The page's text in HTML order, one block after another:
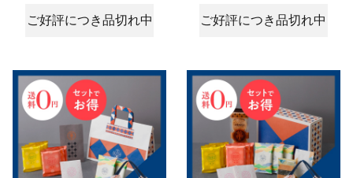
ご好評につき品切れ中 ご好評につき品切れ中